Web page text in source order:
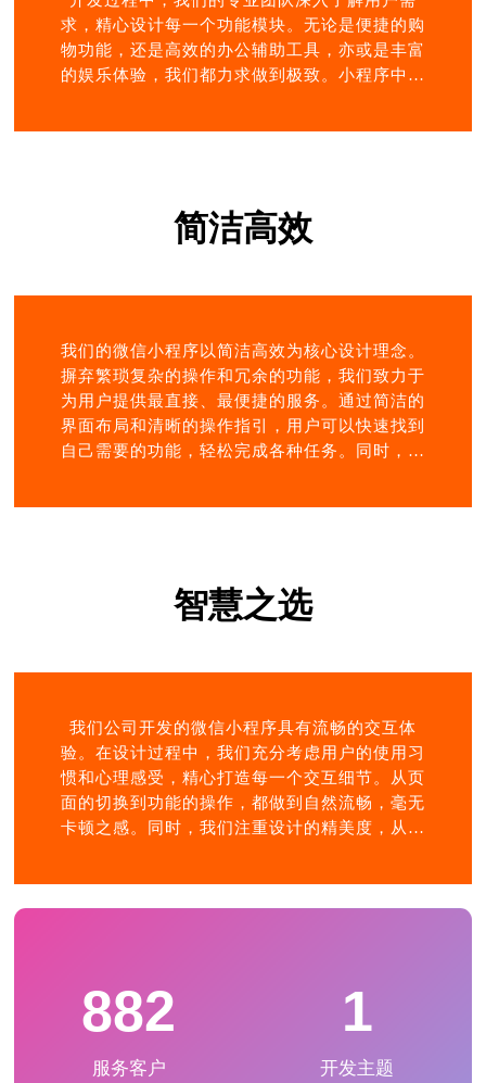
求，精心设计每一个功能模块。无论是便捷的购
物功能，还是高效的办公辅助工具，亦或是丰富
的娱乐体验，我们都力求做到极致。小程序中的
司的专业品质，我们以专业的技术和用心的服
务，为用户打造出一个个优秀的微信小程序。
简洁高效
我们的微信小程序以简洁高效为核心设计理念。
摒弃繁琐复杂的操作和冗余的功能，我们致力于
为用户提供最直接、最便捷的服务。通过简洁的
界面布局和清晰的操作指引，用户可以快速找到
自己需要的功能，轻松完成各种任务。同时，我
全新的数字生活体验。
智慧之选
我们公司开发的微信小程序具有流畅的交互体
验。在设计过程中，我们充分考虑用户的使用习
惯和心理感受，精心打造每一个交互细节。从页
面的切换到功能的操作，都做到自然流畅，毫无
卡顿之感。同时，我们注重设计的精美度，从色
886
服务客户
1
开发主题